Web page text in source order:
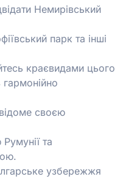
Немирівський
парк та інші
краєвидами цього
гармонійно
своєю
та
узбережжя